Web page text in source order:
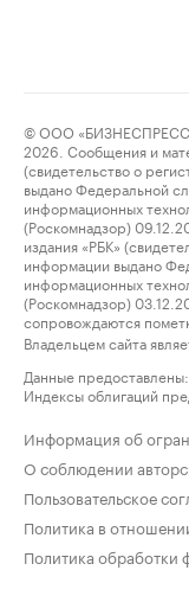
© ООО
2026. Сообщения и
(свидетельство о
выдано Федеральной
информационных
(Роскомнадзор)
издания «РБК»
информации выдано
информационных
(Роскомнадзор)
сопровождаются
Владельцем сайта
Данные предоставлены:
Индексы облигаций
Информация об
О соблюдении
Пользовательское
Политика в
Политика обработки